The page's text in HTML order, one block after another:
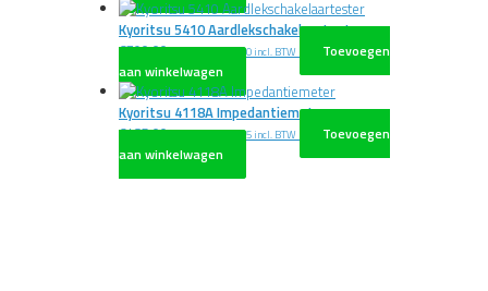
Kyoritsu 5410 Aardlekschakelaartester
€790,00 excl. BTW€955,90 incl. BTW
Toevoegen
aan winkelwagen
Kyoritsu 4118A Impedantiemeter
€485,00 excl. BTW€586,85 incl. BTW
Toevoegen
aan winkelwagen